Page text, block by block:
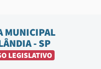
MUNICIPAL
- SP
LEGISLATIVO